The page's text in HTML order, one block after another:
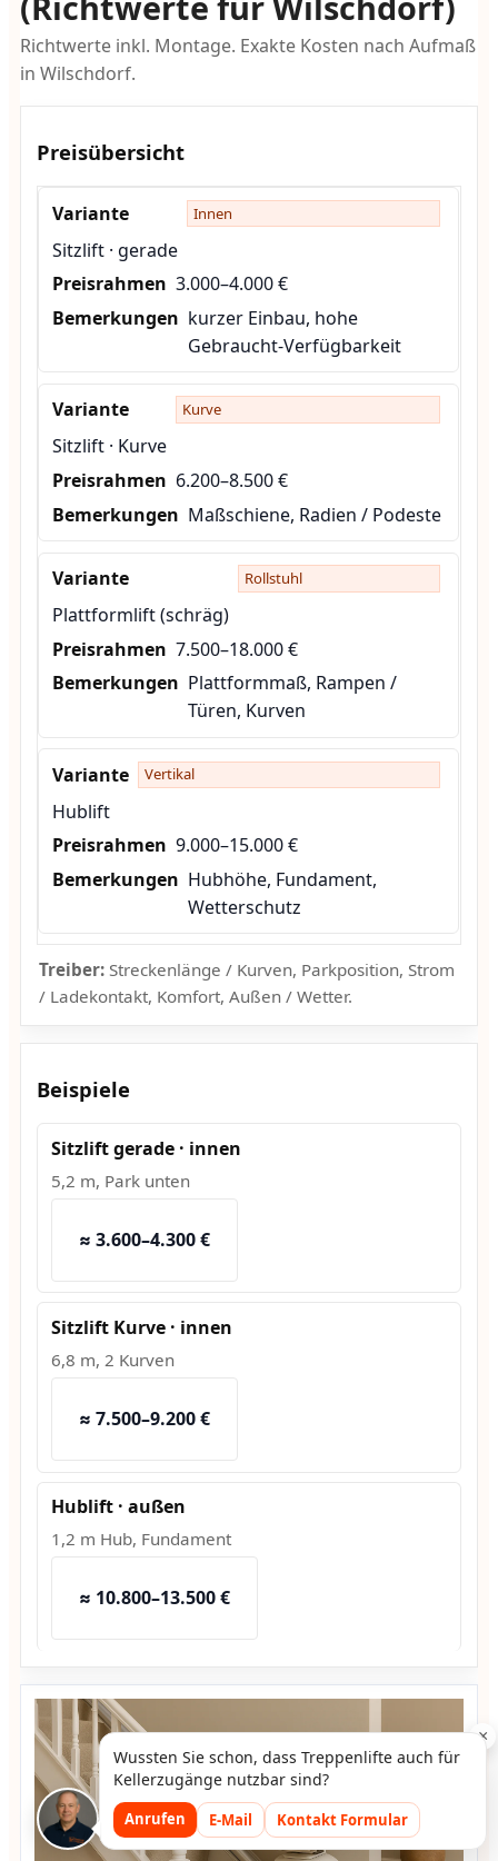
Richtwerte inkl. Montage. Exakte Kosten nach Aufmaß
in Wilschdorf.
Preisübersicht
Innen
Sitzlift · gerade
3.000–4.000 €
kurzer Einbau, hohe
Gebraucht-Verfügbarkeit
Kurve
Sitzlift · Kurve
6.200–8.500 €
Maßschiene, Radien / Podeste
Rollstuhl
Plattformlift (schräg)
7.500–18.000 €
Plattformmaß, Rampen /
Türen, Kurven
Vertikal
Hublift
9.000–15.000 €
Hubhöhe, Fundament,
Wetterschutz
Treiber:Streckenlänge / Kurven, Parkposition, Strom
/ Ladekontakt, Komfort, Außen / Wetter.
Beispiele
Sitzlift gerade · innen
5,2 m, Park unten
≈ 3.600–4.300 €
Sitzlift Kurve · innen
6,8 m, 2 Kurven
≈ 7.500–9.200 €
Hublift · außen
1,2 m Hub, Fundament
≈ 10.800–13.500 €
×
Wussten Sie schon, dass Treppenlifte auch für
Kellerzugänge nutzbar sind?
Anrufen E-Mail Kontakt Formular